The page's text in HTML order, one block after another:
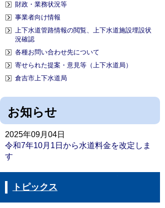
財政・業務状況等
事業者向け情報
上下水道管路情報の閲覧、上下水道施設埋設状
況確認
各種お問い合わせ先について
寄せられた提案・意見等（上下水道局）
倉吉市上下水道局
お知らせ
2025年09月04日
令和7年10月1日から水道料金を改定しま
す
トピックス